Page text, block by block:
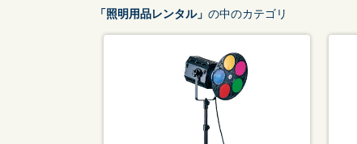
「照明用品レンタル」 の中のカテゴリ